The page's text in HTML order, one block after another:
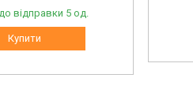
відправки 5 од.
Купити